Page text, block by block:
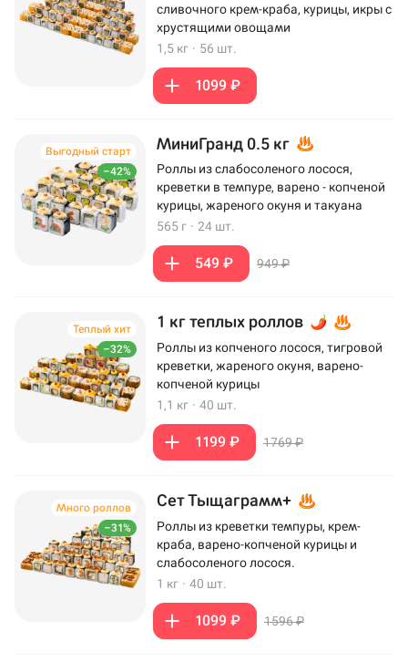
сливочного крем-краба, курицы, икры с
хрустящими овощами
1,5 кг · 56 шт.
1099 ₽
–42%
Выгодный старт МиниГранд 0.5 кг
Роллы из слабосоленого лосося,
креветки в темпуре, варено - копченой
курицы, жареного окуня и такуана
565 г · 24 шт.
549 ₽ 949 ₽
–32%
Теплый хит 1 кг теплых роллов
Роллы из копченого лосося, тигровой
креветки, жареного окуня, варено-
копченой курицы
1,1 кг · 40 шт.
1199 ₽ 1769 ₽
–31%
Много роллов Сет Тыщаграмм+
Роллы из креветки темпуры, крем-
краба, варено-копченой курицы и
слабосоленого лосося.
1 кг · 40 шт.
1099 ₽ 1596 ₽